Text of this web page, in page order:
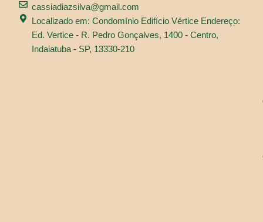
cassiadiazsilva@gmail.com
Localizado em: Condomínio Edifício Vértice Endereço:
Ed. Vertice - R. Pedro Gonçalves, 1400 - Centro,
Indaiatuba - SP, 13330-210